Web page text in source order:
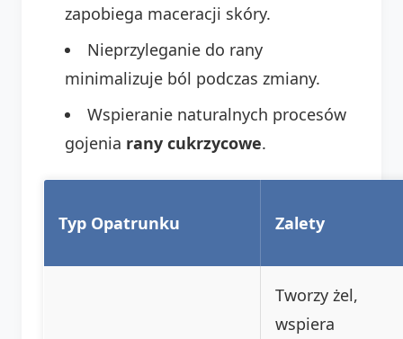
zapobiega maceracji skóry.
Nieprzyleganie do rany
minimalizuje ból podczas zmiany.
Wspieranie naturalnych procesów
gojenia rany cukrzycowe.
Typ Opatrunku Zalety
Tworzy żel,
wspiera